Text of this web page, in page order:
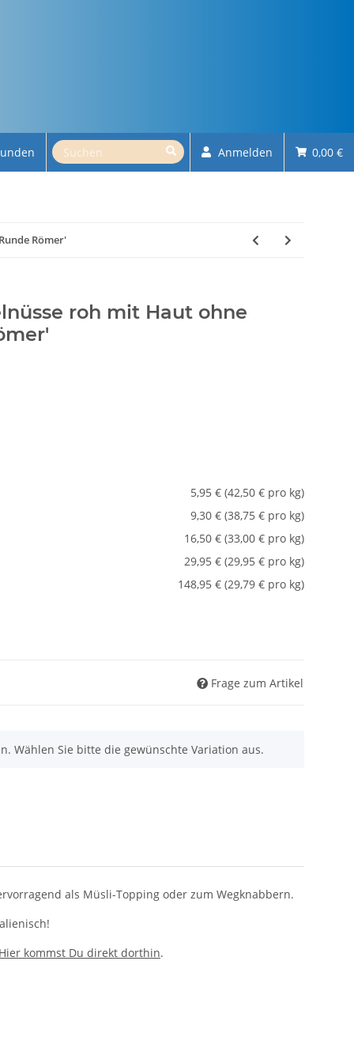
Anmelden 0,00 €
Römer'
roh mit Haut ohne
5,95 € (42,50 € pro kg)
9,30 € (38,75 € pro kg)
16,50 € (33,00 € pro kg)
29,95 € (29,95 € pro kg)
148,95 € (29,79 € pro kg)
Frage zum Artikel
Wählen Sie bitte die gewünschte Variation aus.
als Müsli-Topping oder zum Wegknabbern.
kommst Du direkt dorthin.